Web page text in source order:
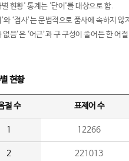
현황' 통계는 '단어'를 대상으로 함.
와 ‘접사’는 문법적으로 품사에 속하지
없음’은 ‘어근’과 구 구성이 줄어든 한 어
현황
절 수 표제어 수
1 12266
2 221013